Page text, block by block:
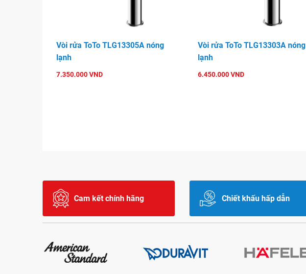
Vòi rửa ToTo TLG13305A nóng
lạnh
7.350.000 VND
Vòi rửa ToTo TLG13303A nóng
lạnh
6.450.000 VND
Cam kết chính hãng Chiết khấu hấp dẫn